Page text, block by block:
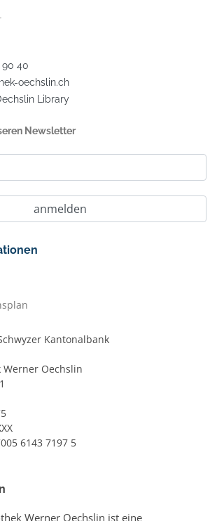
90 40
oechslin.ch
Library
Newsletter
Kantonalbank
Oechslin
6143 7197 5
Werner Oechslin ist eine